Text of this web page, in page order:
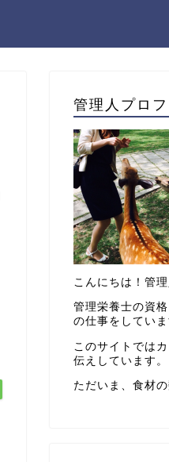
管理人プロ
こんにちは！管
管理栄養士の資
の仕事をしていま
このサイトでは
伝えしています。
ただいま、食材